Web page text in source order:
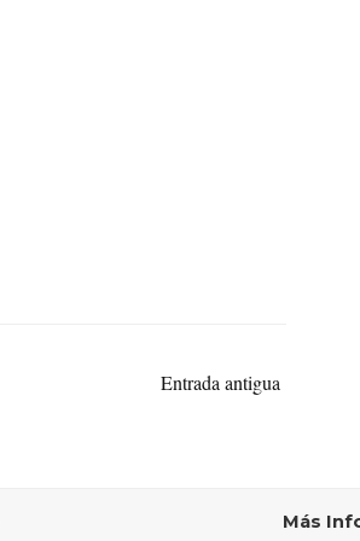
Entrada antigua
Más